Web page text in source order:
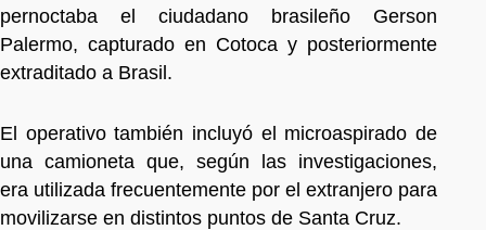
pernoctaba el ciudadano brasileño Gerson
Palermo, capturado en Cotoca y posteriormente
extraditado a Brasil.
El operativo también incluyó el microaspirado de
una camioneta que, según las investigaciones,
era utilizada frecuentemente por el extranjero para
movilizarse en distintos puntos de Santa Cruz.